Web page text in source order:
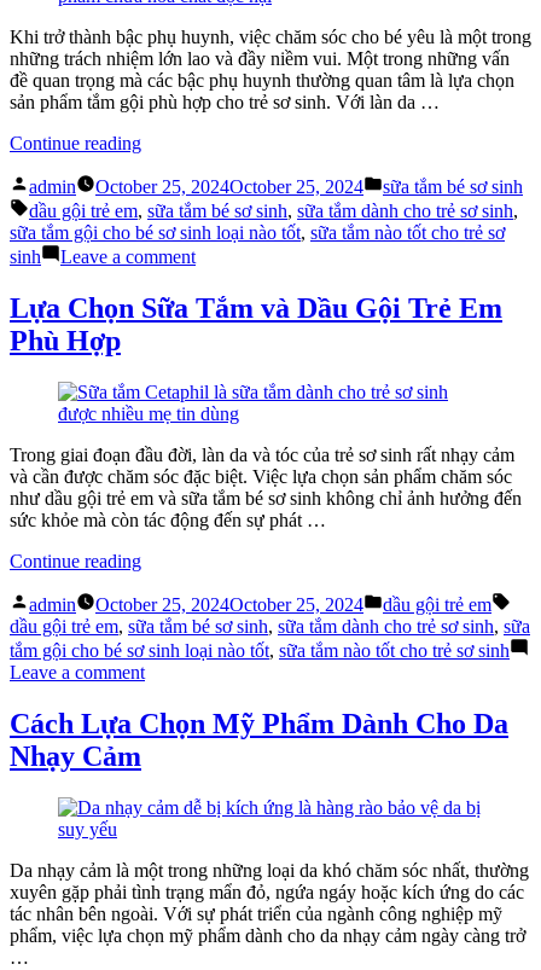
Dẫn
Lựa
Chọn
Khi trở thành bậc phụ huynh, việc chăm sóc cho bé yêu là một trong
những trách nhiệm lớn lao và đầy niềm vui. Một trong những vấn
đề quan trọng mà các bậc phụ huynh thường quan tâm là lựa chọn
sản phẩm tắm gội phù hợp cho trẻ sơ sinh. Với làn da …
Continue reading“Hướng
Lựa
Chọn
Dầu
Gội
Và
Sữa
Tắm
Sinh”
Posted
by
admin October 25, 2024October 25, 2024
Posted
in
sữa tắm bé sơ sinh
Tags:
dầu gội trẻ em, sữa tắm bé sơ sinh, sữa tắm dành cho trẻ sơ sinh,
sữa tắm gội cho bé sơ sinh loại nào tốt, sữa tắm nào tốt cho trẻ sơ
sinh
Leave a commenton
Dẫn
Lựa
Gội
Và
Sữa
Tắm
Bé
Sơ
Sinh
Lựa Chọn Sữa Tắm và Dầu Gội Trẻ Em
Phù Hợp
Trong giai đoạn đầu đời, làn da và tóc của trẻ sơ sinh rất nhạy cảm
và cần được chăm sóc đặc biệt. Việc lựa chọn sản phẩm chăm sóc
như dầu gội trẻ em và sữa tắm bé sơ sinh không chỉ ảnh hưởng đến
sức khỏe mà còn tác động đến sự phát …
Continue reading“Lựa
Sữa
Tắm
và
Dầu
Trẻ
Em
Hợp”
Posted
by
admin October 25, 2024October 25, 2024
Posted
in
dầu gội trẻ em
dầu gội trẻ em, sữa tắm bé sơ sinh, sữa tắm dành cho trẻ sơ sinh, sữa
tắm gội cho bé sơ sinh loại nào tốt, sữa tắm nào tốt cho trẻ sơ sinh
Leave a commenton
Chọn
Sữa
Dầu
Gội
Em
Phù
Hợp
Cách Lựa Chọn Mỹ Phẩm Dành Cho Da
Nhạy Cảm
Da nhạy cảm là một trong những loại da khó chăm sóc nhất, thường
xuyên gặp phải tình trạng mẩn đỏ, ngứa ngáy hoặc kích ứng do các
tác nhân bên ngoài. Với sự phát triển của ngành công nghiệp mỹ
phẩm, việc lựa chọn mỹ phẩm dành cho da nhạy cảm ngày càng trở
…